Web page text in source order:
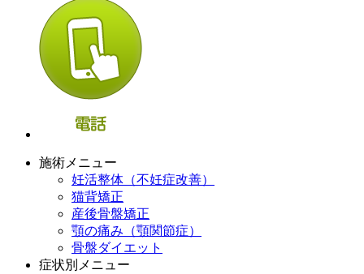
施術メニュー
妊活整体（不妊症改善）
猫背矯正
産後骨盤矯正
顎の痛み（顎関節症）
骨盤ダイエット
症状別メニュー